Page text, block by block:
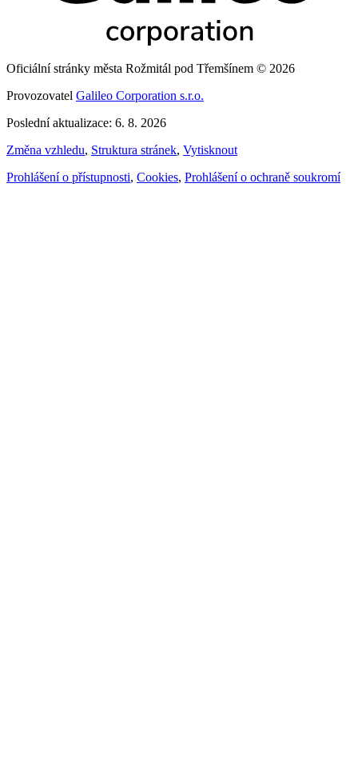
Oficiální stránky města Rožmitál pod Třemšínem © 2026
Provozovatel Galileo Corporation s.r.o.
Poslední aktualizace: 6. 8. 2026
Změna vzhledu, Struktura stránek, Vytisknout
Prohlášení o přístupnosti, Cookies, Prohlášení o ochraně soukromí